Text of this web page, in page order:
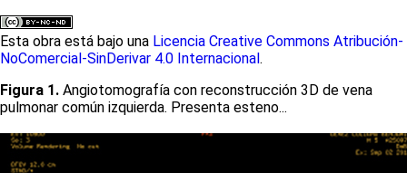
Esta obra está bajo una Licencia Creative Commons Atribución-
NoComercial-SinDerivar 4.0 Internacional .
Figura 1. Angiotomografía con reconstrucción 3D de vena
pulmonar común izquierda. Presenta esteno...